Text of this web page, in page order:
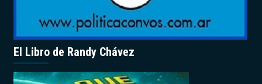
El Libro de Randy Chávez